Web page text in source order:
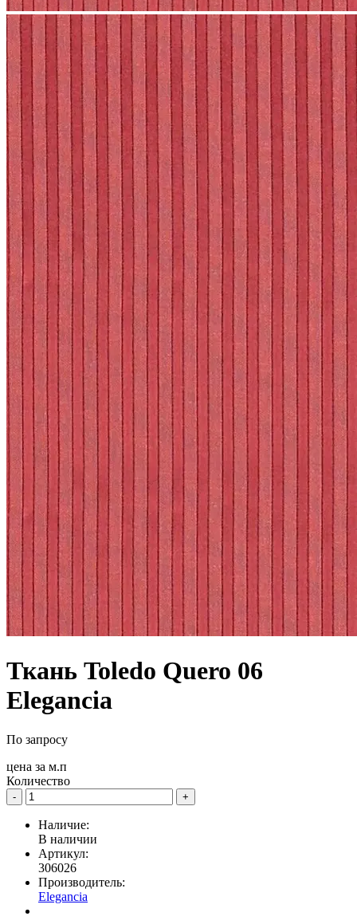
Ткань Toledo Quero 06
Elegancia
По запросу
цена за м.п
Количество
- +
Наличие:
В наличии
Артикул:
306026
Производитель:
Elegancia